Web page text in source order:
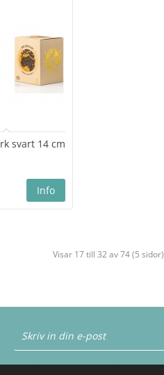
svart 14 cm
Visar 17 till 32 av 74 (5 sidor)